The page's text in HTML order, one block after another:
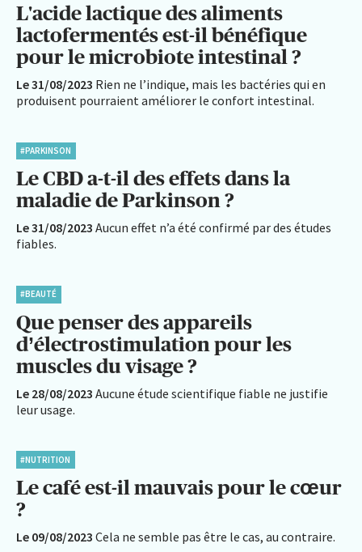
L'acide lactique des aliments
lactofermentés est-il bénéfique
pour le microbiote intestinal ?
Le 31/08/2023 Rien ne l’indique, mais les bactéries qui en
produisent pourraient améliorer le confort intestinal.
#PARKINSON
Le CBD a-t-il des effets dans la
maladie de Parkinson ?
Le 31/08/2023 Aucun effet n’a été confirmé par des études
fiables.
#BEAUTÉ
Que penser des appareils
d’électrostimulation pour les
muscles du visage ?
Le 28/08/2023 Aucune étude scientifique fiable ne justifie
leur usage.
#NUTRITION
Le café est-il mauvais pour le cœur
?
Le 09/08/2023 Cela ne semble pas être le cas, au contraire.